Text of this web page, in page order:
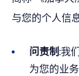
与您的个人信
问责制:我
为您的业